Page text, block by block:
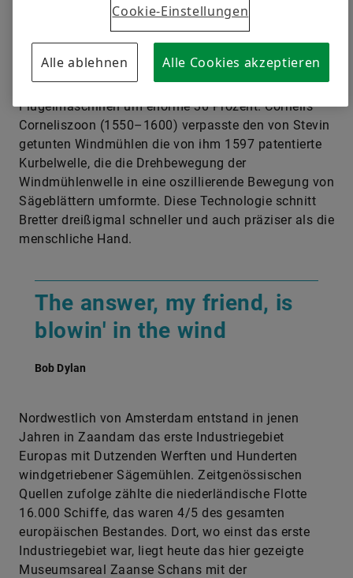
Berechnungen an Windmühlen-Getrieben von Simon
Stevin (1548–1620) – der wegen seiner vielseitigen
Talente auch gern als Hollands Leonardo da Vinci
geadelt wird – steigerten den Wirkungsgrad der
Flügelmaschinen um enorme 30 Prozent. Cornelis
Corneliszoon (1550–1600) verpasste den von Stevin
getunten Windmühlen die von ihm 1597 patentierte
Kurbelwelle, die die Drehbewegung der
Windmühlenwelle in eine oszillierende Bewegung von
Sägeblättern umformte. Diese Technologie schnitt
Bretter dreißigmal schneller und auch präziser als die
menschliche Hand.
The answer, my friend, is
blowin' in the wind
Bob Dylan
Nordwestlich von Amsterdam entstand in jenen
Jahren in Zaandam das erste Industriegebiet
Europas mit Dutzenden Werften und Hunderten
windgetriebener Sägemühlen. Zeitgenössischen
Quellen zufolge zählte die niederländische Flotte
16.000 Schiffe, das waren 4/5 des gesamten
europäischen Bestandes. Dort, wo einst das erste
Industriegebiet war, liegt heute das hier gezeigte
Museumsareal Zaanse Schans mit der
Cookie-Einstellungen
Alle ablehnen Alle Cookies akzeptieren